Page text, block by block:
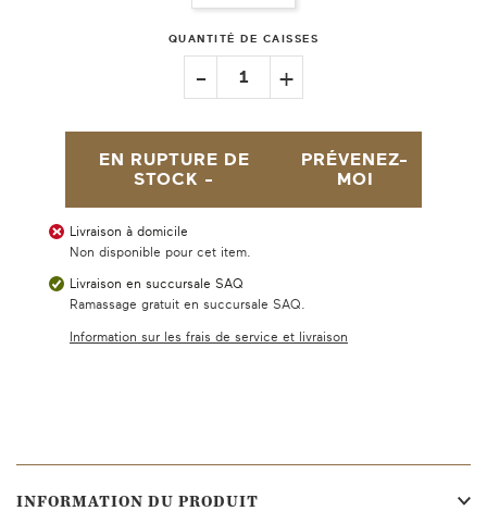
QUANTITÉ DE CAISSES
- 1 +
EN RUPTURE DE
STOCK -
PRÉVENEZ-
MOI
Livraison à domicile
Non disponible pour cet item.
Livraison en succursale SAQ
Ramassage gratuit en succursale SAQ.
Information sur les frais de service et livraison
INFORMATION DU PRODUIT